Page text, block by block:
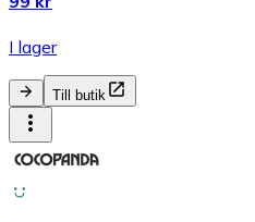
I lager
Till butik